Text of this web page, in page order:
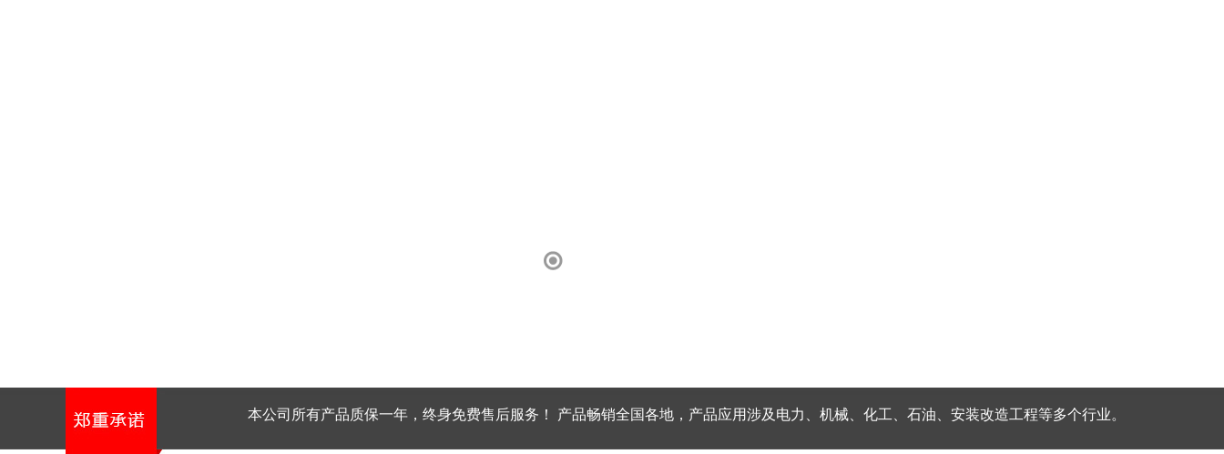
本公司所有产品质保一年，终身免费售后服务！ 产品畅销全国各地，产品应用涉及电力、机械、化工、石油、安装改造工程等多个行业。